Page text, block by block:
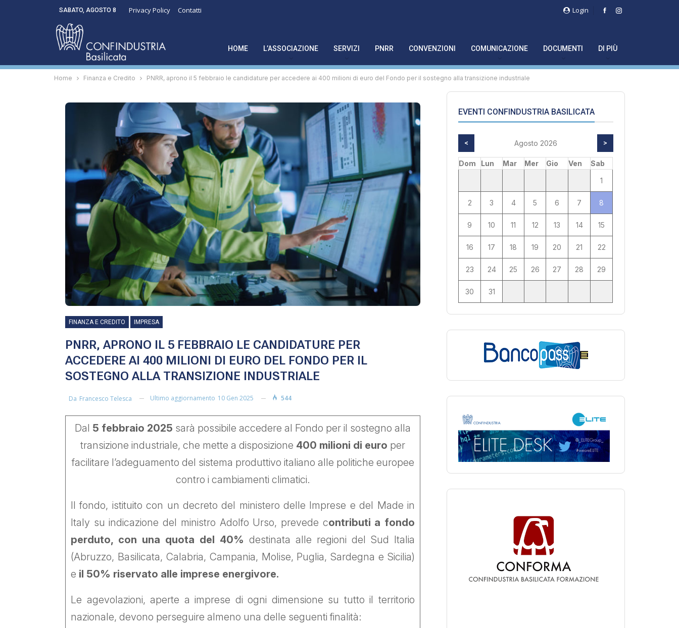
Login
SABATO, AGOSTO 8 Privacy Policy Contatti
HOME L’ASSOCIAZIONE SERVIZI PNRR CONVENZIONI COMUNICAZIONE DOCUMENTI DI PIÙ
Home Finanza e Credito PNRR, aprono il 5 febbraio le candidature per accedere ai 400 milioni di euro del Fondo per il sostegno alla transizione industriale
FINANZA E CREDITO IMPRESA
PNRR, APRONO IL 5 FEBBRAIO LE CANDIDATURE PER
ACCEDERE AI 400 MILIONI DI EURO DEL FONDO PER IL
SOSTEGNO ALLA TRANSIZIONE INDUSTRIALE
Da Francesco Telesca Ultimo aggiornamento 10 Gen 2025 544
Dal 5 febbraio 2025 sarà possibile accedere al Fondo per il sostegno alla
transizione industriale, che mette a disposizione 400 milioni di euro per
facilitare l’adeguamento del sistema produttivo italiano alle politiche europee
contro i cambiamenti climatici.
Il fondo, istituito con un decreto del ministero delle Imprese e del Made in
Italy su indicazione del ministro Adolfo Urso, prevede contributi a fondo
perduto, con una quota del 40% destinata alle regioni del Sud Italia
(Abruzzo, Basilicata, Calabria, Campania, Molise, Puglia, Sardegna e Sicilia)
e il 50% riservato alle imprese energivore.
Le agevolazioni, aperte a imprese di ogni dimensione su tutto il territorio
nazionale, devono perseguire almeno una delle seguenti finalità:
EVENTI CONFINDUSTRIA BASILICATA
< Agosto 2026 >
Dom Lun Mar Mer Gio Ven
Sab
1
2 3 4 5 6 7 8
9 10 11 12 13 14 15
16 17 18 19 20 21 22
23 24 25 26 27 28 29
30 31